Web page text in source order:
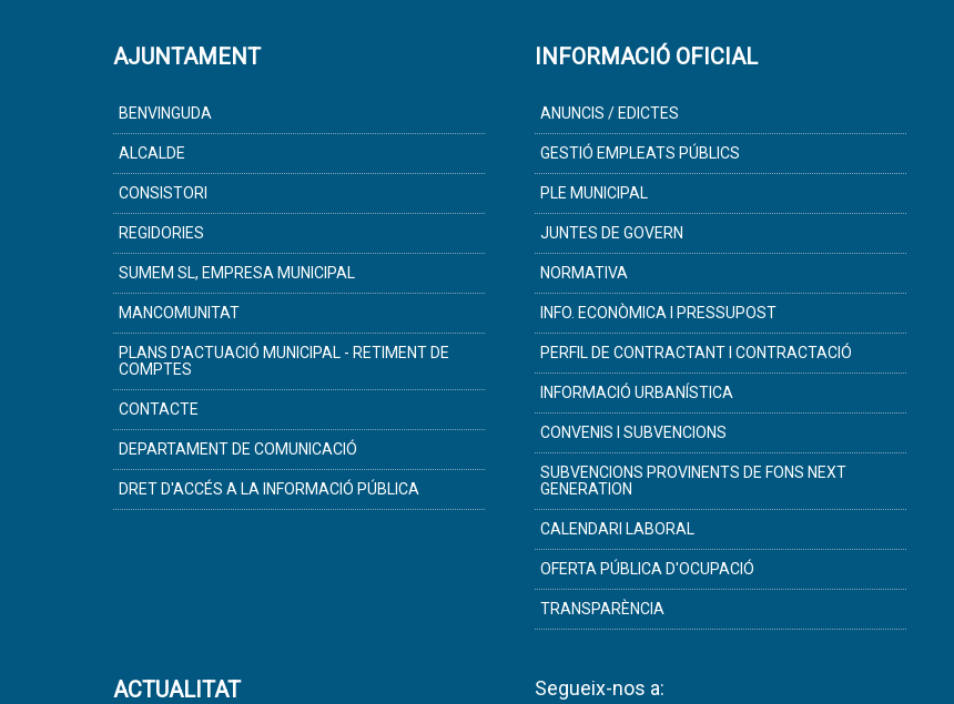
AJUNTAMENT
BENVINGUDA
ALCALDE
CONSISTORI
REGIDORIES
SUMEM SL, EMPRESA MUNICIPAL
MANCOMUNITAT
PLANS D'ACTUACIÓ MUNICIPAL - RETIMENT DE
COMPTES
CONTACTE
DEPARTAMENT DE COMUNICACIÓ
DRET D'ACCÉS A LA INFORMACIÓ PÚBLICA
INFORMACIÓ OFICIAL
ANUNCIS / EDICTES
GESTIÓ EMPLEATS PÚBLICS
PLE MUNICIPAL
JUNTES DE GOVERN
NORMATIVA
INFO. ECONÒMICA I PRESSUPOST
PERFIL DE CONTRACTANT I CONTRACTACIÓ
INFORMACIÓ URBANÍSTICA
CONVENIS I SUBVENCIONS
SUBVENCIONS PROVINENTS DE FONS NEXT
GENERATION
CALENDARI LABORAL
OFERTA PÚBLICA D'OCUPACIÓ
TRANSPARÈNCIA
ACTUALITAT Segueix-nos a: